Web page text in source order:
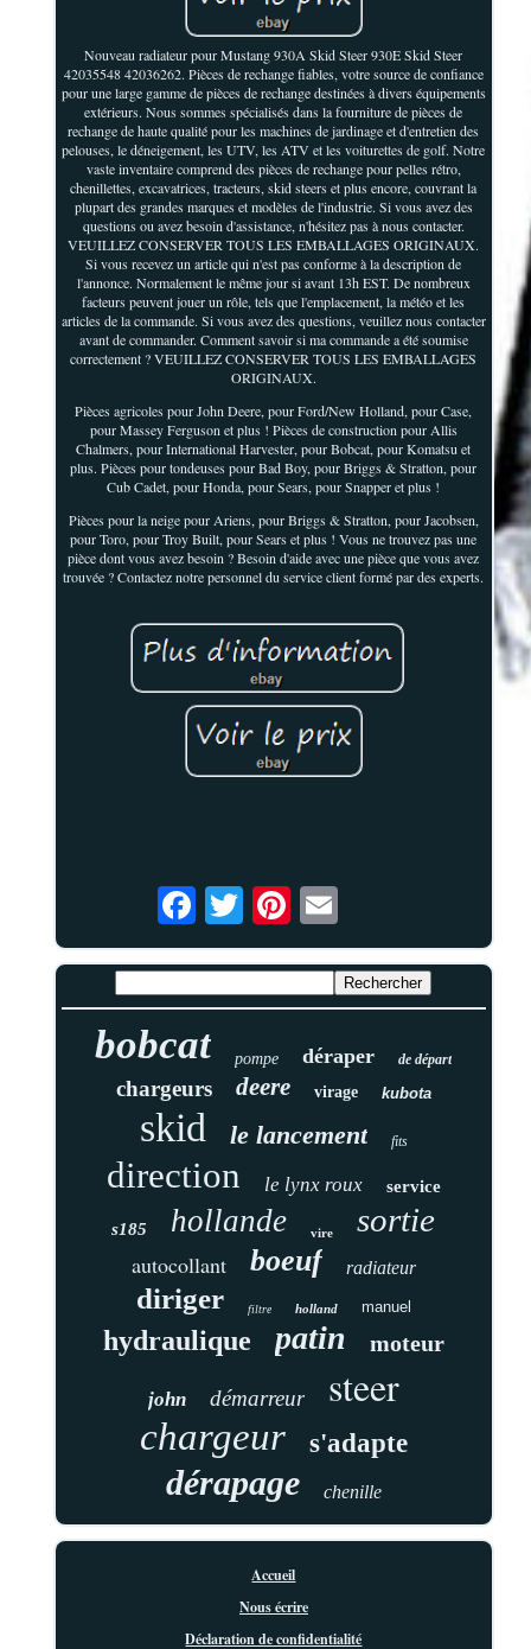
Nouveau radiateur pour Mustang 930A Skid Steer 930E Skid Steer
42035548 42036262. Pièces de rechange fiables, votre source de confiance
pour une large gamme de pièces de rechange destinées à divers équipements
extérieurs. Nous sommes spécialisés dans la fourniture de pièces de
rechange de haute qualité pour les machines de jardinage et d'entretien des
pelouses, le déneigement, les UTV, les ATV et les voiturettes de golf. Notre
vaste inventaire comprend des pièces de rechange pour pelles rétro,
chenillettes, excavatrices, tracteurs, skid steers et plus encore, couvrant la
plupart des grandes marques et modèles de l'industrie. Si vous avez des
questions ou avez besoin d'assistance, n'hésitez pas à nous contacter.
VEUILLEZ CONSERVER TOUS LES EMBALLAGES ORIGINAUX.
Si vous recevez un article qui n'est pas conforme à la description de
l'annonce. Normalement le même jour si avant 13h EST. De nombreux
facteurs peuvent jouer un rôle, tels que l'emplacement, la météo et les
articles de la commande. Si vous avez des questions, veuillez nous contacter
avant de commander. Comment savoir si ma commande a été soumise
correctement ? VEUILLEZ CONSERVER TOUS LES EMBALLAGES
ORIGINAUX.
Pièces agricoles pour John Deere, pour Ford/New Holland, pour Case,
pour Massey Ferguson et plus ! Pièces de construction pour Allis
Chalmers, pour International Harvester, pour Bobcat, pour Komatsu et
plus. Pièces pour tondeuses pour Bad Boy, pour Briggs & Stratton, pour
Cub Cadet, pour Honda, pour Sears, pour Snapper et plus !
Pièces pour la neige pour Ariens, pour Briggs & Stratton, pour Jacobsen,
pour Toro, pour Troy Built, pour Sears et plus ! Vous ne trouvez pas une
pièce dont vous avez besoin ? Besoin d'aide avec une pièce que vous avez
trouvée ? Contactez notre personnel du service client formé par des experts.
bobcat pompe déraper de départ
chargeurs deere virage kubota
skid le lancement fits
direction le lynx roux service
s185 hollande vire sortie
autocollant boeuf radiateur
diriger filtre holland manuel
hydraulique patin moteur
john démarreur steer
chargeur s'adapte
dérapage chenille
Accueil
Nous écrire
Déclaration de confidentialité